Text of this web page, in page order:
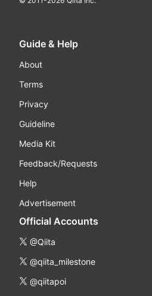
Guide & Help
About
Terms
Privacy
Guideline
Media Kit
Feedback/Requests
Help
Advertisement
Official Accounts
@Qiita
@qiita_milestone
@qiitapoi